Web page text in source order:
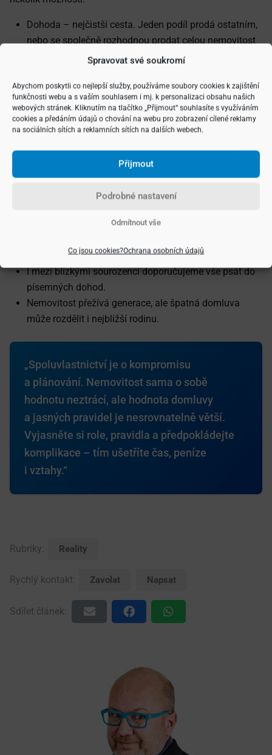
Spravovat své soukromí
Abychom poskytli co nejlepší služby, používáme soubory cookies k zajištění
funkčnosti webu a s vaším souhlasem i mj. k personalizaci obsahu našich
webových stránek. Kliknutím na tlačítko „Přijmout“ souhlasíte s využíváním
cookies a předáním údajů o chování na webu pro zobrazení cílené reklamy
na sociálních sítích a reklamních sítích na dalších webech.
Přijmout
Odmítnout vše
Podrobné nastavení
Co jsou cookies?Ochrana osobních údajů
Dohoda – nejčistší cesta. Jeden podíl prodá ostatním,
nebo se společně rozhodnou prodat celou nemovitost
a výtěžek rozdělit podle podílů.
selže, může kdokoli podat návrh k soudu. Soud
rozhodne o prodeji nemovitosti nebo, v krajních
případech, o fyzickém rozdělení, pokud je to možné.
Jak předcházet sporům ve
spoluvlastnictví
Spoluvlastnictví je právní i mezilidská disciplína. Platí
budoucí spory.
I mezi blízkými sourozenci doporučujeme vše psát do
písemných dohod.
Nemovitost přežívá generace, ale špatná domluva
může rozdělit i nejbližší rodinu.
„Spoluvlastnictví je o kompromisu
a plánování. Nemovitost sama o sobě
hodnotu neztrácí, ale hodnota domluvy
a jasných pravidel je nesrovnatelně větší.
Vyjasněte si role, pravidla a předpokládejte
komplikace – tím ušetříte čas, peníze
i vztahy.“
Rubriky: Reality
Rychlý kontakt: Zavolat Napsat
Sdílet článek: